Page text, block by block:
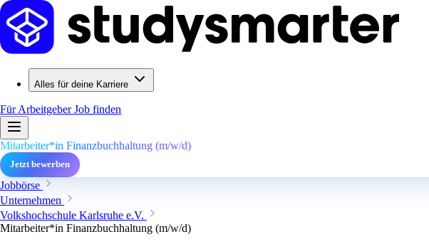
Alles für deine Karriere
Für ArbeitgeberJob finden
Mitarbeiter*in Finanzbuchhaltung (m/w/d)
Jetzt bewerben
Jobbörse
Unternehmen
Volkshochschule Karlsruhe e.V.
Mitarbeiter*in Finanzbuchhaltung (m/w/d)